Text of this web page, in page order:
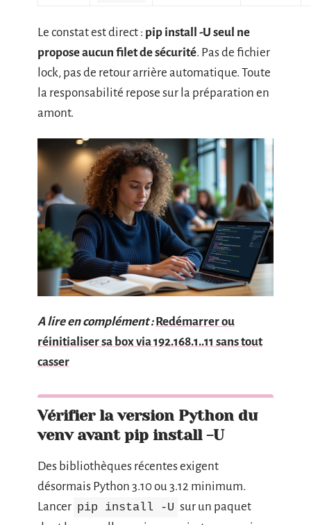
Le constat est direct : pip install -U seul ne
propose aucun filet de sécurité. Pas de fichier
lock, pas de retour arrière automatique. Toute
la responsabilité repose sur la préparation en
amont.
A lire en complément : Redémarrer ou
réinitialiser sa box via 192.168.1..11 sans tout
casser
Vérifier la version Python du
venv avant pip install -U
Des bibliothèques récentes exigent
désormais Python 3.10 ou 3.12 minimum.
Lancer pip install -U sur un paquet